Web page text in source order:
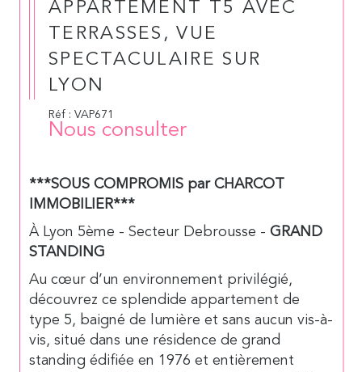
APPARTEMENT T5 AVEC
TERRASSES, VUE
SPECTACULAIRE SUR
LYON
Réf : VAP671
Nous consulter
***SOUS COMPROMIS par CHARCOT
IMMOBILIER***
À Lyon 5ème - Secteur Debrousse - GRAND
STANDING
Au cœur d’un environnement privilégié,
découvrez ce splendide appartement de
type 5, baigné de lumière et sans aucun vis-à-
vis, situé dans une résidence de grand
standing édifiée en 1976 et entièrement